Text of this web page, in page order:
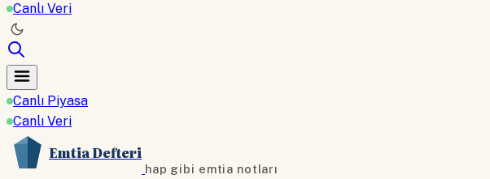
Canlı Veri
Canlı Piyasa
Canlı Veri
Emtia Defteri
hap gibi emtia notları